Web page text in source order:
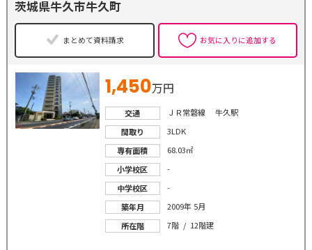
茨城県牛久市牛久町
まとめて資料請求 お気に入りに追加する
1,450万円
交通
ＪＲ常磐線 牛久駅
間取り
3LDK
専有面積
68.03㎡
小学校区
-
中学校区
-
築年月
2009年 5月
所在階
7階 / 12階建